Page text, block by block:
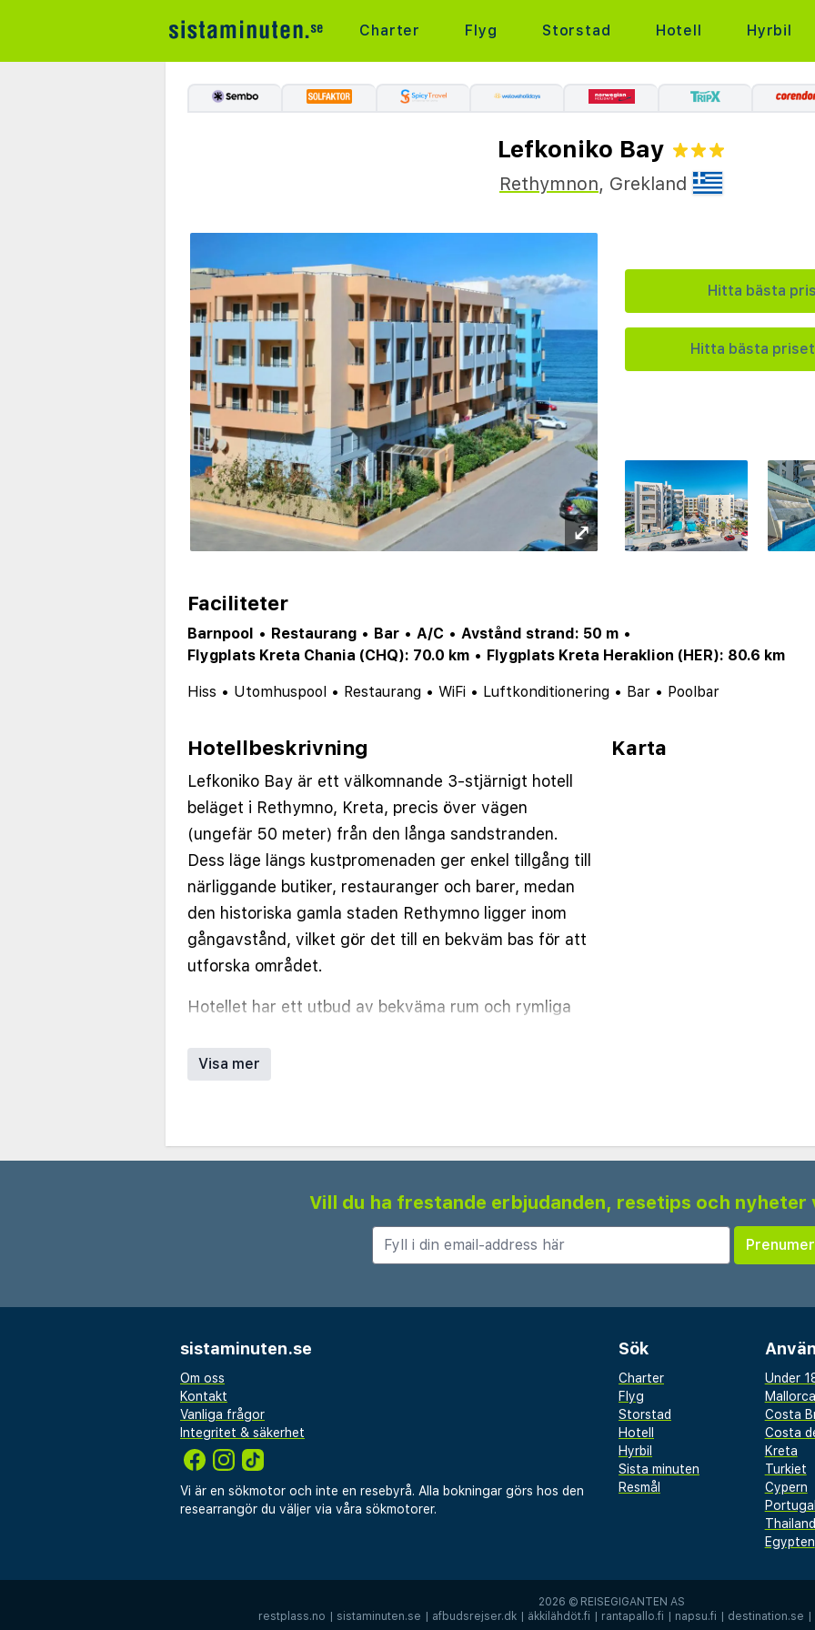
Charter Flyg Storstad Hotell Hyrbil
Lefkoniko Bay
Rethymnon, Grekland
⤢
Hitta bästa
Hitta bästa
Faciliteter
Barnpool • Restaurang • Bar • A/C • Avstånd strand: 50 m •
Flygplats Kreta Chania (CHQ): 70.0 km • Flygplats Kreta Heraklion (HER): 80.6 km
Hiss • Utomhuspool • Restaurang • WiFi • Luftkonditionering • Bar • Poolbar
Hotellbeskrivning
Lefkoniko Bay är ett välkomnande 3-stjärnigt hotell
beläget i Rethymno, Kreta, precis över vägen
(ungefär 50 meter) från den långa sandstranden.
Dess läge längs kustpromenaden ger enkel tillgång till
närliggande butiker, restauranger och barer, medan
den historiska gamla staden Rethymno ligger inom
gångavstånd, vilket gör det till en bekväm bas för att
utforska området.
Hotellet har ett utbud av bekväma rum och rymliga
lugnande färger. Alla boenden inkluderar
luftkonditionering och satellit-TV, samt ett privat
med solterrass och solstolar, eller ta ett uppfriskande
dopp i det klara vattnet på den närliggande stranden.
Restaurangen på plats serverar en mängd lokala och
av uppfriskande drycker under hela dagen.
Oavsett om du söker en avkopplande strandsemester
eller ett kulturellt äventyr, erbjuder detta hotell
komfort, bekvämlighet och varm kretensisk gästfrihet
för en minnesvärd vistelse.
Visa mer
Karta
Vill du ha frestande erbjudanden, resetips och nyheter
sistaminuten.se
Om oss
Kontakt
Vanliga frågor
Integritet & säkerhet
Vi är en sökmotor och inte en resebyrå. Alla bokningar görs hos den
researrangör du väljer via våra sökmotorer.
Sök
Charter
Flyg
Storstad
Hotell
Hyrbil
Sista minuten
Resmål
Under
Mallorca
Costa
Costa
Kreta
Turkiet
Cypern
Portugal
Thailand
Egypten
2026 © REISEGIGANTEN AS
restplass.no
sistaminuten.se afbudsrejser.dk äkkilähdöt.fi rantapallo.fi napsu.fi destination.se